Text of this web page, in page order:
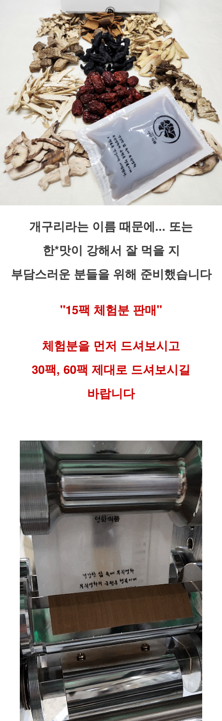
개구리라는 이름 때문에... 또는
한*맛이 강해서 잘 먹을 지
부담스러운 분들을 위해 준비했습니다
"15팩 체험분 판매"
체험분을 먼저 드셔보시고
30팩, 60팩 제대로 드셔보시길
바랍니다